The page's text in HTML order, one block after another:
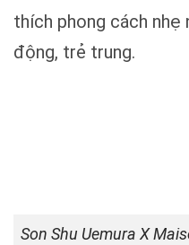
thích phong cách nhẹ
động, trẻ trung.
Son Shu Uemura X